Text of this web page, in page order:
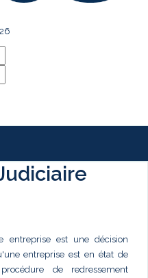
entreprise est une décision
entreprise est en état de
de redressement